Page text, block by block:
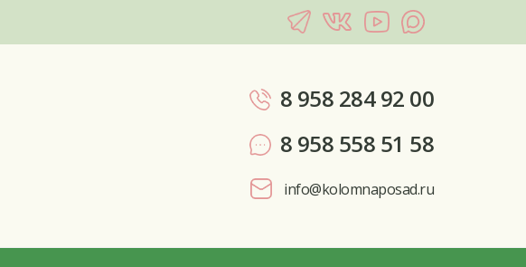
8 958 284 92 00
8 958 558 51 58
info@kolomnaposad.ru